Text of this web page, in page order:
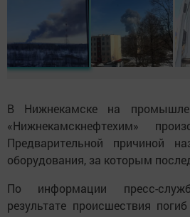
В Нижнекамске на
«Нижнекамскнефтехим»
Предварительной причиной
оборудования, за которым
По информации пресс-
результате происшествия